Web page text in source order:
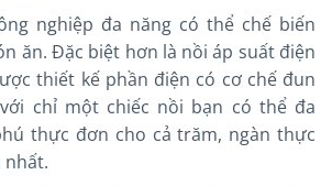
nghiệp đa năng có thể chế biến
ăn. Đặc biệt hơn là nồi áp suất điện
thiết kế phần điện có cơ chế đun
chỉ một chiếc nồi bạn có thể đa
thực đơn cho cả trăm, ngàn thực
nhất.